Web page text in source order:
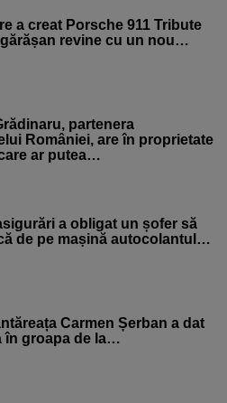
a creat Porsche 911 Tribute
revine cu un nou…
partenera
României, are în proprietate
ar putea…
a obligat un șofer să
de pe mașină autocolantul…
Carmen Șerban a dat
în groapa de la…